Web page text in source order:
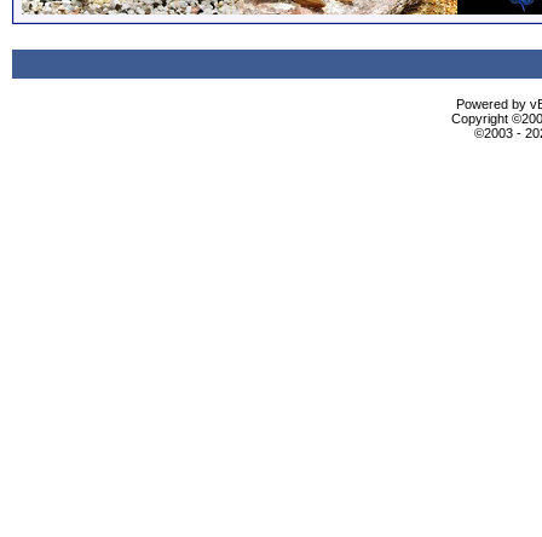
Powered by
Copyright
©2003 -